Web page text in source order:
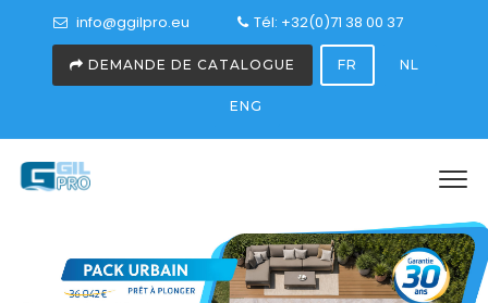
info@ggilpro.eu Tél: +32(0)71 38 00 37
DEMANDE DE CATALOGUE FR NL
ENG